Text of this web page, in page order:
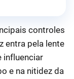
controles
entra pela lente
influenciar
e na nitidez da